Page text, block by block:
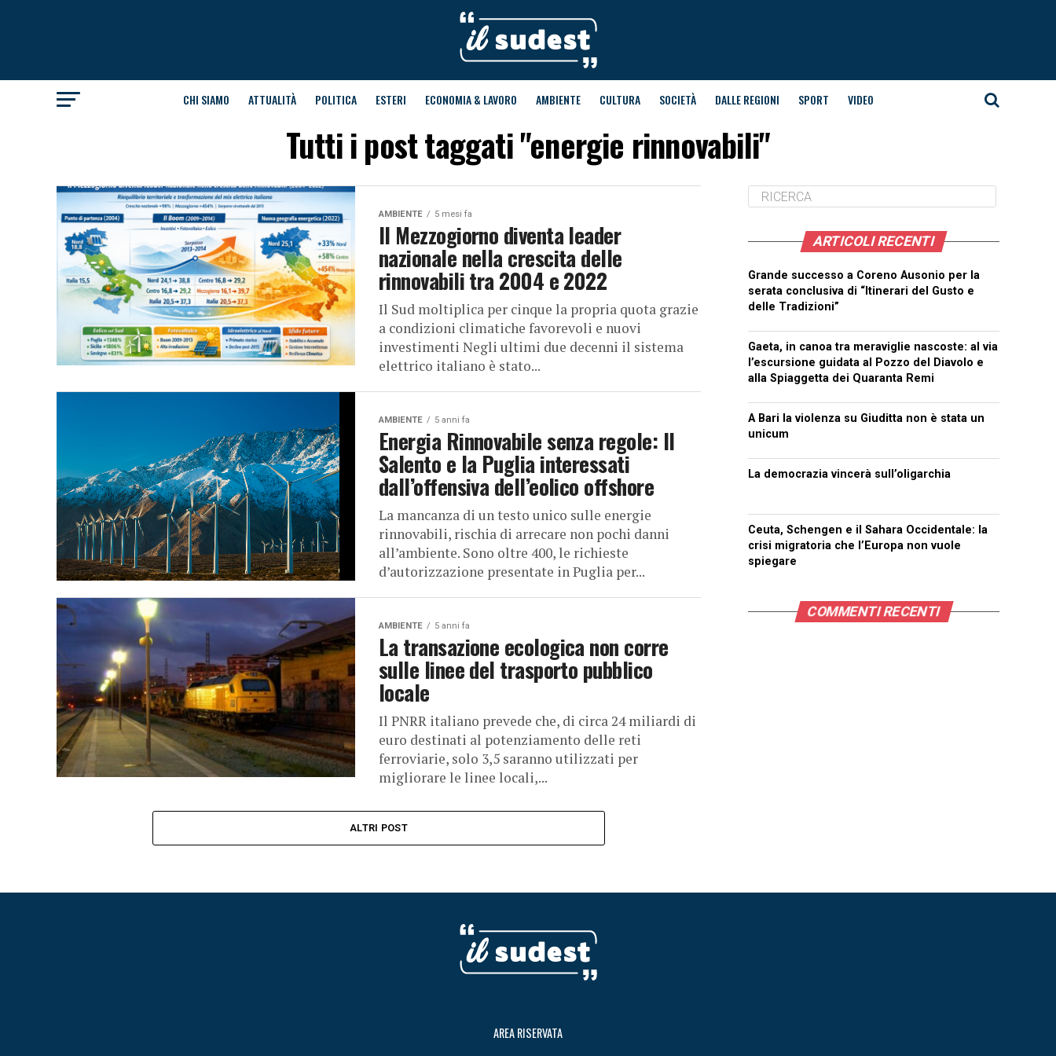
CHI SIAMO ATTUALITÀ POLITICA ESTERI ECONOMIA & LAVORO AMBIENTE CULTURA SOCIETÀ DALLE REGIONI SPORT VIDEO
Tutti i post taggati "energie rinnovabili"
AMBIENTE 5 mesi fa
Il Mezzogiorno diventa leader
nazionale nella crescita delle
rinnovabili tra 2004 e 2022
Il Sud moltiplica per cinque la propria quota grazie
a condizioni climatiche favorevoli e nuovi
investimenti Negli ultimi due decenni il sistema
elettrico italiano è stato...
AMBIENTE 5 anni fa
Energia Rinnovabile senza regole: Il
Salento e la Puglia interessati
dall’offensiva dell’eolico offshore
La mancanza di un testo unico sulle energie
rinnovabili, rischia di arrecare non pochi danni
all’ambiente. Sono oltre 400, le richieste
d’autorizzazione presentate in Puglia per...
AMBIENTE 5 anni fa
La transazione ecologica non corre
sulle linee del trasporto pubblico
locale
Il PNRR italiano prevede che, di circa 24 miliardi di
euro destinati al potenziamento delle reti
ferroviarie, solo 3,5 saranno utilizzati per
migliorare le linee locali,...
ALTRI POST
ARTICOLI RECENTI
Grande successo a Coreno Ausonio per la
serata conclusiva di “Itinerari del Gusto e
delle Tradizioni”
Gaeta, in canoa tra meraviglie nascoste: al via
l’escursione guidata al Pozzo del Diavolo e
alla Spiaggetta dei Quaranta Remi
A Bari la violenza su Giuditta non è stata un
unicum
La democrazia vincerà sull’oligarchia
Ceuta, Schengen e il Sahara Occidentale: la
crisi migratoria che l’Europa non vuole
spiegare
COMMENTI RECENTI
AREA RISERVATA